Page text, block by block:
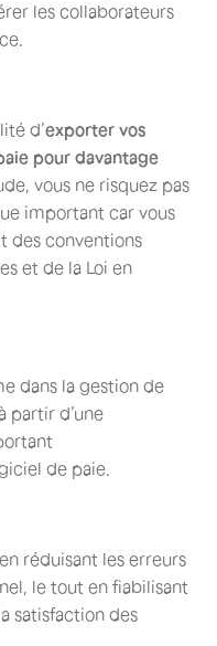
les collaborateurs
d’exporter vos
pour davantage
vous ne risquez pas
important car vous
des conventions
et de la Loi en
dans la gestion de
partir d’une
de paie.
en réduisant les erreurs
le tout en fiabilisant
satisfaction des